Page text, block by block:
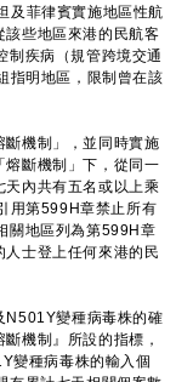
菲律賓實施地區性航
該些地區來港的民航客
制疾病（規管跨境交通
指明地區，限制曾在該
機制」，並同時實施
熔斷機制」下，從同一
天內共有五名或以上乘
用第599H章禁止所有
關地區列為第599H章
士登上任何來港的民
變種病毒株的確
機制』所設的指標，
變種病毒株的輸入個